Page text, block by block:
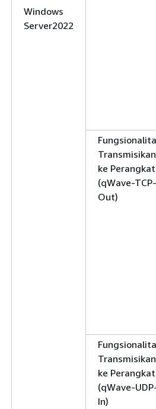
Windows
Server2022
Transmisikan
ke Perangkat
(qWave-TCP-
Out)
Transmisikan
ke Perangkat
(qWave-
In)